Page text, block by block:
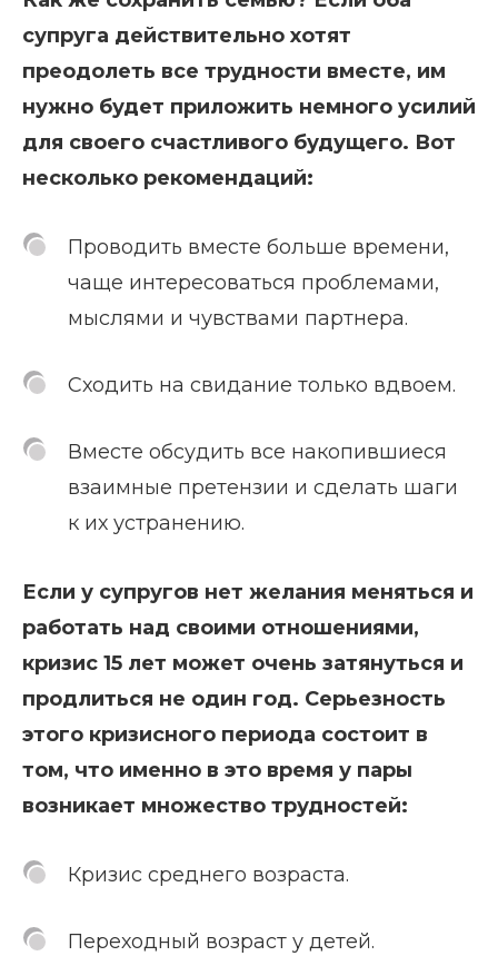
супруга действительно хотят
преодолеть все трудности вместе, им
нужно будет приложить немного усилий
для своего счастливого будущего. Вот
несколько рекомендаций:
Проводить вместе больше времени,
чаще интересоваться проблемами,
мыслями и чувствами партнера.
Сходить на свидание только вдвоем.
Вместе обсудить все накопившиеся
взаимные претензии и сделать шаги
к их устранению.
Если у супругов нет желания меняться и
работать над своими отношениями,
кризис 15 лет может очень затянуться и
продлиться не один год. Серьезность
этого кризисного периода состоит в
том, что именно в это время у пары
возникает множество трудностей:
Кризис среднего возраста.
Переходный возраст у детей.